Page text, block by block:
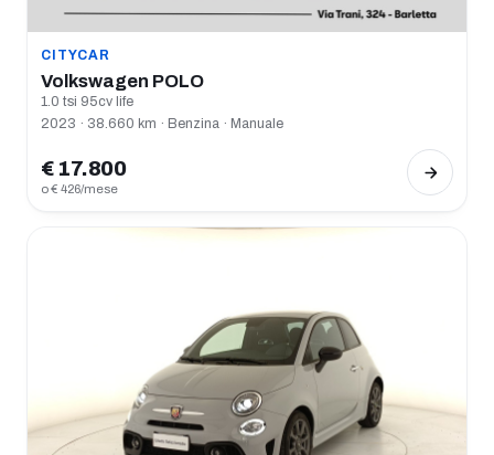
CITYCAR
Volkswagen POLO
1.0 tsi 95cv life
2023 · 38.660 km · Benzina · Manuale
€ 17.800
o € 426/mese